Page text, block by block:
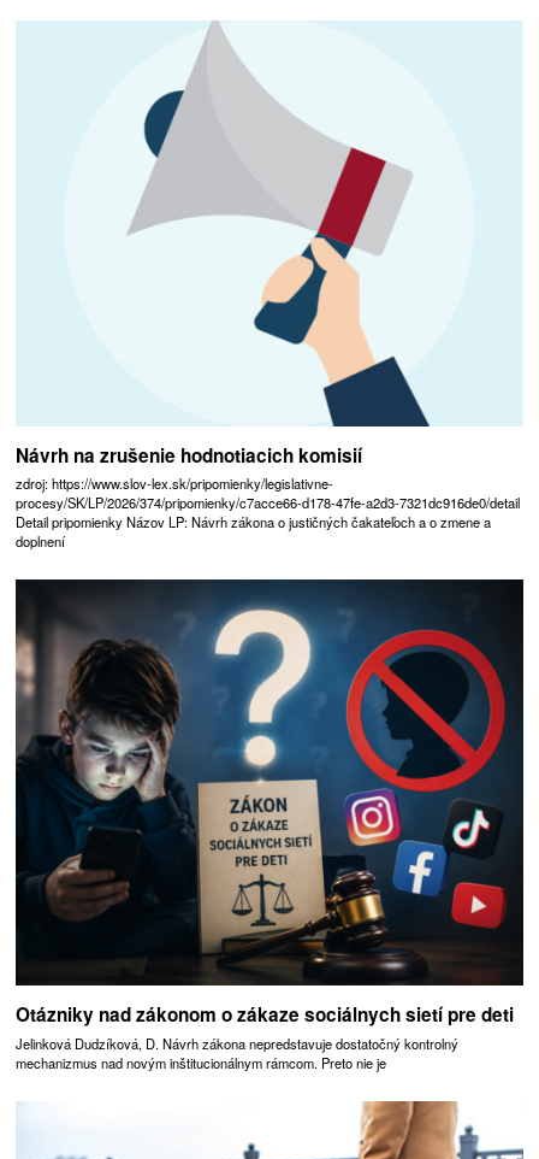
Návrh na zrušenie hodnotiacich komisií
zdroj: https://www.slov-lex.sk/pripomienky/legislativne-
procesy/SK/LP/2026/374/pripomienky/c7acce66-d178-47fe-a2d3-7321dc916de0/detail
Detail pripomienky Názov LP: Návrh zákona o justičných čakateľoch a o zmene a
doplnení
Otázniky nad zákonom o zákaze sociálnych sietí pre deti
Jelinková Dudzíková, D. Návrh zákona nepredstavuje dostatočný kontrolný
mechanizmus nad novým inštitucionálnym rámcom. Preto nie je